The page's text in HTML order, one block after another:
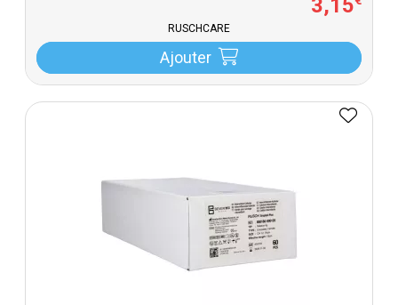
3,15
RUSCHCARE
Ajouter